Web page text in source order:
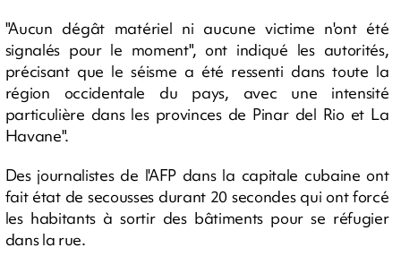
"Aucun dégât matériel ni aucune victime n'ont été
signalés pour le moment", ont indiqué les autorités,
précisant que le séisme a été ressenti dans toute la
région occidentale du pays, avec une intensité
particulière dans les provinces de Pinar del Rio et La
Havane".
Des journalistes de l'AFP dans la capitale cubaine ont
fait état de secousses durant 20 secondes qui ont forcé
les habitants à sortir des bâtiments pour se réfugier
dans la rue.